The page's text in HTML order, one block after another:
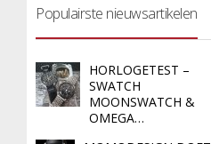
Populairste nieuwsartikelen
HORLOGETEST –
SWATCH
MOONSWATCH &
OMEGA…